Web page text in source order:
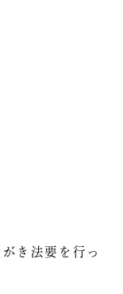
き法要を行っ